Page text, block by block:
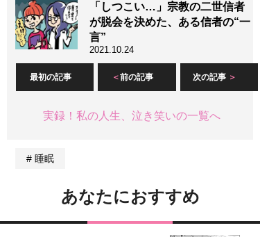
「しつこい…」宗教の二世信者
が脱会を決めた、ある信者の“一
言”
2021.10.24
最初の記事 前の記事 次の記事
実録！私の人生、泣き笑いの一覧へ
睡眠
あなたにおすすめ